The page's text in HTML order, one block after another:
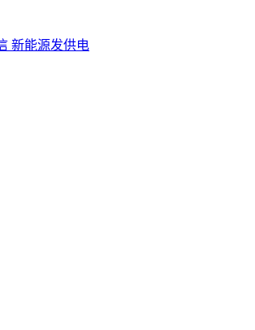
新能源发供电